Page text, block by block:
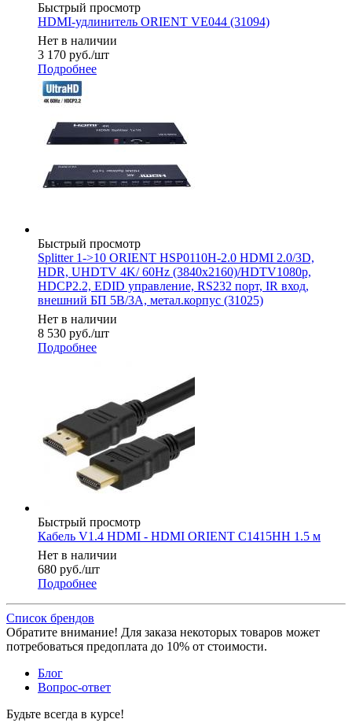
Быстрый просмотр
HDMI-удлинитель ORIENT VE044 (31094)
Нет в наличии
3 170 руб./шт
Подробнее
Быстрый просмотр
Splitter 1->10 ORIENT HSP0110H-2.0 HDMI 2.0/3D,
HDR, UHDTV 4K/ 60Hz (3840x2160)/HDTV1080p,
HDCP2.2, EDID управление, RS232 порт, IR вход,
внешний БП 5В/3А, метал.корпус (31025)
Нет в наличии
8 530 руб./шт
Подробнее
Быстрый просмотр
Кабель V1.4 HDMI - HDMI ORIENT C1415HH 1.5 м
Нет в наличии
680 руб./шт
Подробнее
Список брендов
Обратите внимание! Для заказа некоторых товаров может
потребоваться предоплата до 10% от стоимости.
Блог
Вопрос-ответ
Будьте всегда в курсе!